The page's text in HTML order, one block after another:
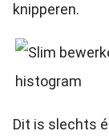
knipperen.
Dit is slechts